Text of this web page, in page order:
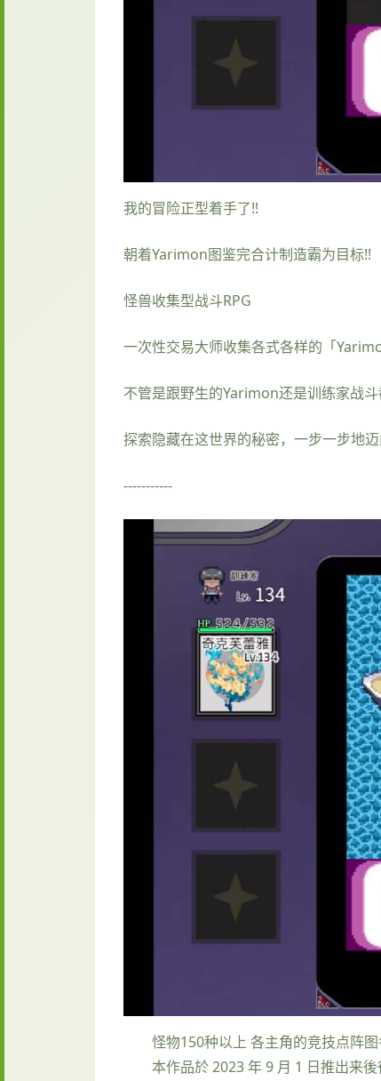
我的冒险正型着手了!!
朝着Yarimon图鉴完合计制造霸为目标!!
怪兽收集型战斗RPG
一次性交易大师收集各式各样的「
不管是跟野生的Yarimon还是训练家战
探索隐藏在这世界的秘密，一步一步地迈
-----------
怪物150种以上 各主角的竞技点阵图
本作品於 2023 年 9 月 1 日推出来